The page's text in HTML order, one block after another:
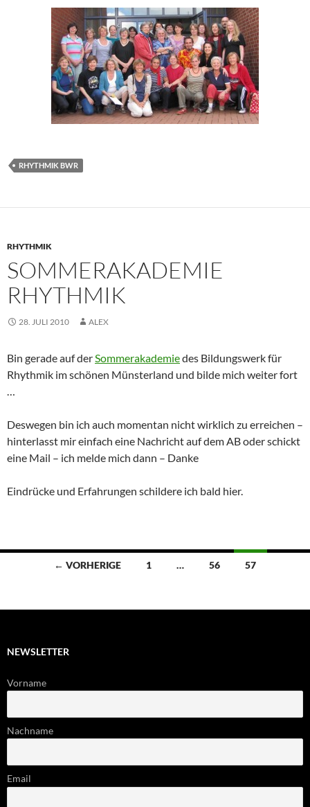
RHYTHMIK BWR
RHYTHMIK
SOMMERAKADEMIE
RHYTHMIK
28. JULI 2010 ALEX
Bin gerade auf der Sommerakademiedes Bildungswerk für
Rhythmik im schönen Münsterland und bilde mich weiter fort
Deswegen bin ich auch momentan nicht wirklich zu erreichen –
hinterlasst mir einfach eine Nachricht auf dem AB oder schickt
eine Mail – ich melde mich dann – Danke
Eindrücke und Erfahrungen schildere ich bald hier.
Beitragsnavigation
← VORHERIGE 1 … 56 57
NEWSLETTER
Vorname
Nachname
Email